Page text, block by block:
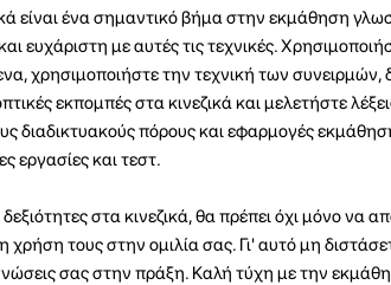
είναι ένα σημαντικό βήμα στην εκμάθηση
ευχάριστη με αυτές τις τεχνικές.
χρησιμοποιήστε την τεχνική των συνειρμών,
εκπομπές στα κινεζικά και μελετήστε
διαδικτυακούς πόρους και εφαρμογές
εργασίες και τεστ.
στα κινεζικά, θα πρέπει όχι μόνο να
χρήση τους στην ομιλία σας. Γι' αυτό μη
σας στην πράξη. Καλή τύχη με την